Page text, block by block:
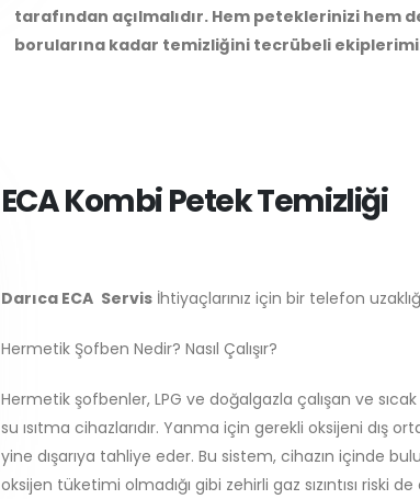
tarafından açılmalıdır. Hem peteklerinizi hem
borularına kadar temizliğini tecrübeli
ECA Kombi Petek Temizliği
Darıca ECA Servisİhtiyaçlarınız için bir telefon
Hermetik Şofben Nedir? Nasıl Çalışır?
Hermetik şofbenler, LPG ve doğalgazla çalışan ve
su ısıtma cihazlarıdır. Yanma için gerekli oksijeni dış
yine dışarıya tahliye eder. Bu sistem, cihazın içinde
oksijen tüketimi olmadığı gibi zehirli gaz sızıntısı riski